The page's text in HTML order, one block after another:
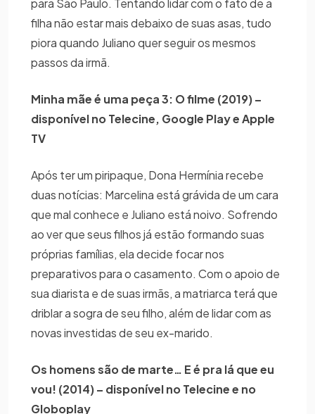
para São Paulo. Tentando lidar com o fato de a
filha não estar mais debaixo de suas asas, tudo
piora quando Juliano quer seguir os mesmos
passos da irmã.
Minha mãe é uma peça 3: O filme (2019) –
disponível no Telecine, Google Play e Apple
TV
Após ter um piripaque, Dona Hermínia recebe
duas notícias: Marcelina está grávida de um cara
que mal conhece e Juliano está noivo. Sofrendo
ao ver que seus filhos já estão formando suas
próprias famílias, ela decide focar nos
preparativos para o casamento. Com o apoio de
sua diarista e de suas irmãs, a matriarca terá que
driblar a sogra de seu filho, além de lidar com as
novas investidas de seu ex-marido.
Os homens são de marte… E é pra lá que eu
vou! (2014) – disponível no Telecine e no
Globoplay